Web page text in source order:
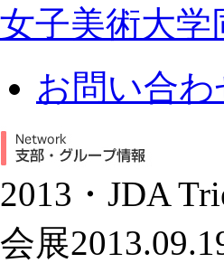
女子美術大
お問い合わ
2013・JDA
会展